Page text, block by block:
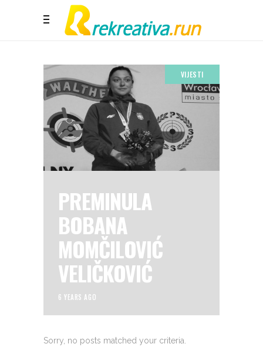
VIJESTI
PREMINULA
BOBANA
MOMČILOVIĆ
VELIČKOVIĆ
6 YEARS AGO
Sorry, no posts matched your criteria.